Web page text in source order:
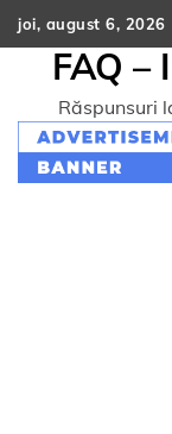
Skip
to
content
joi, august 6, 2026
FAQ –
Răspunsuri